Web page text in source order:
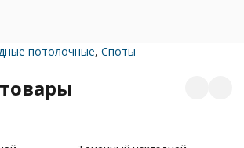
потолочные, Споты